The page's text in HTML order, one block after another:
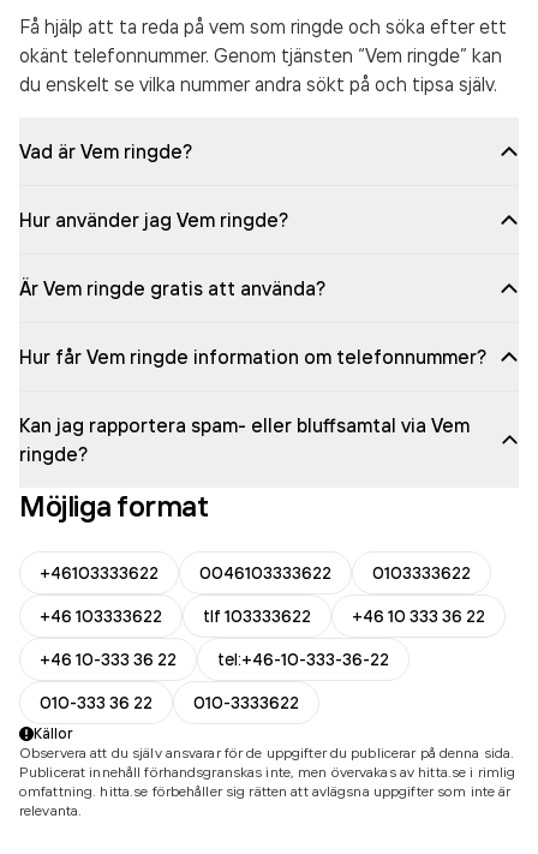
Få hjälp att ta reda på vem som ringde och söka efter ett
okänt telefonnummer. Genom tjänsten “Vem ringde” kan
du enskelt se vilka nummer andra sökt på och tipsa själv.
Vad är Vem ringde?
Hur använder jag Vem ringde?
Är Vem ringde gratis att använda?
Hur får Vem ringde information om telefonnummer?
Kan jag rapportera spam- eller bluffsamtal via Vem
ringde?
Möjliga format
+46103333622 0046103333622
0103333622
+46 103333622
tlf 103333622
+46 10 333 36 22
+46 10-333 36 22
tel:+46-10-333-36-22
010-333 36 22
010-3333622
Källor
Observera att du själv ansvarar för de uppgifter du publicerar på denna sida.
Publicerat innehåll förhandsgranskas inte, men övervakas av hitta.se i rimlig
omfattning. hitta.se förbehåller sig rätten att avlägsna uppgifter som inte är
relevanta.